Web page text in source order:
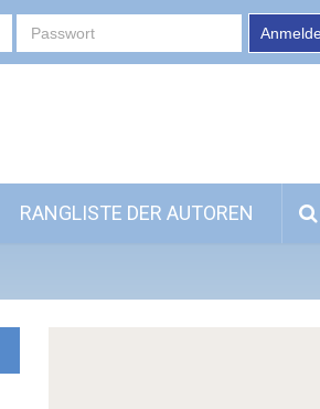
RANGLISTE DER AUTOREN